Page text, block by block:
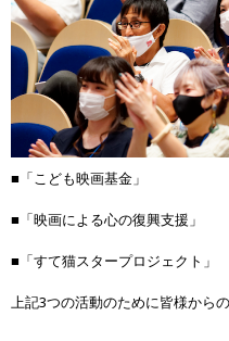
■「こども映画基金」
■「映画による心の復興支援」
■「すて猫スタープロジェクト」
上記3つの活動のために皆様から